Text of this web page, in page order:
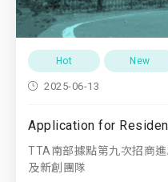
Hot New
2025-06-13
Application for
TTA南部據點第九次招商
及新創團隊